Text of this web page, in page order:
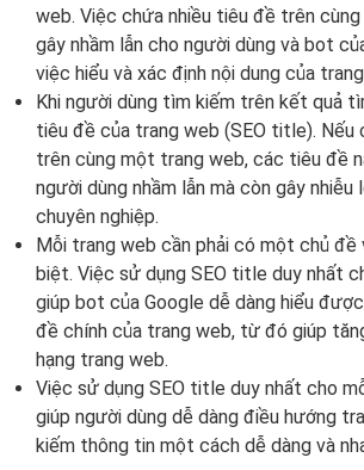
web. Việc chứa nhiều tiêu đề trên
gây nhầm lẫn cho người dùng và bot
việc hiểu và xác định nội dung của
Khi người dùng tìm kiếm trên kết quả
tiêu đề của trang web (SEO title). Nếu
trên cùng một trang web, các tiêu đề
người dùng nhầm lẫn mà còn gây nhiễu
chuyên nghiệp.
Mỗi trang web cần phải có một chủ đề
biệt. Việc sử dụng SEO title duy nhất
giúp bot của Google dễ dàng hiểu
đề chính của trang web, từ đó giúp
hạng trang web.
Việc sử dụng SEO title duy nhất cho
giúp người dùng dễ dàng điều hướng
kiếm thông tin một cách dễ dàng và